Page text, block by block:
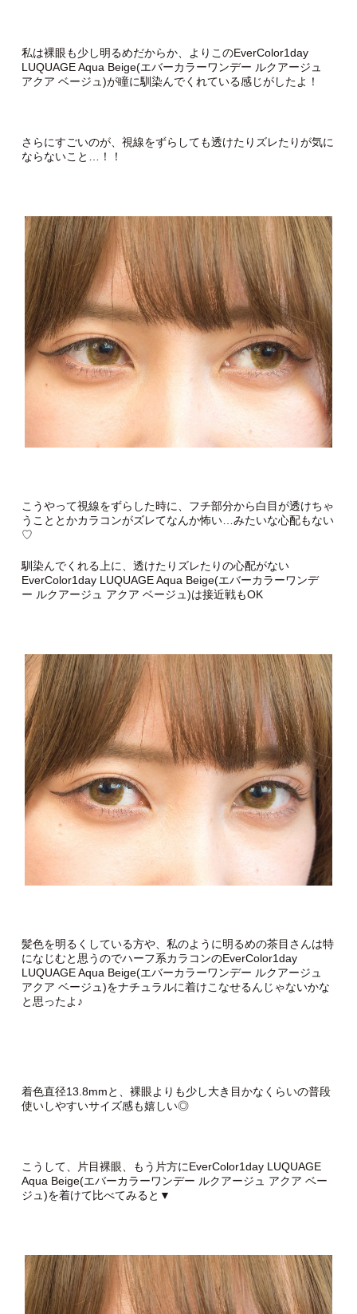
私は裸眼も少し明るめだからか、よりこのEverColor1day
LUQUAGE Aqua Beige(エバーカラーワンデー ルクアージュ
アクア ベージュ)が瞳に馴染んでくれている感じがしたよ！
さらにすごいのが、視線をずらしても透けたりズレたりが気に
ならないこと…！！
こうやって視線をずらした時に、フチ部分から白目が透けちゃ
うこととかカラコンがズレてなんか怖い…みたいな心配もない
♡
馴染んでくれる上に、透けたりズレたりの心配がない
EverColor1day LUQUAGE Aqua Beige(エバーカラーワンデ
ー ルクアージュ アクア ベージュ)は接近戦もOK
髪色を明るくしている方や、私のように明るめの茶目さんは特
になじむと思うのでハーフ系カラコンのEverColor1day
LUQUAGE Aqua Beige(エバーカラーワンデー ルクアージュ
アクア ベージュ)をナチュラルに着けこなせるんじゃないかな
と思ったよ♪
着色直径13.8mmと、裸眼よりも少し大き目かなくらいの普段
使いしやすいサイズ感も嬉しい◎
こうして、片目裸眼、もう片方にEverColor1day LUQUAGE
Aqua Beige(エバーカラーワンデー ルクアージュ アクア ベー
ジュ)を着けて比べてみると▼